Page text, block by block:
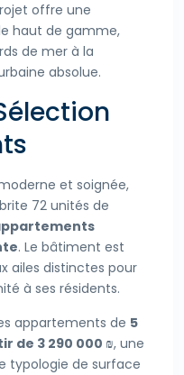
offre une
haut de gamme,
de mer à la
absolue.
et soignée,
72 unités de
. Le bâtiment est
ailes distinctes pour
à ses résidents.
appartements de 5
de 3 290 000 ₪, une
typologie de surface